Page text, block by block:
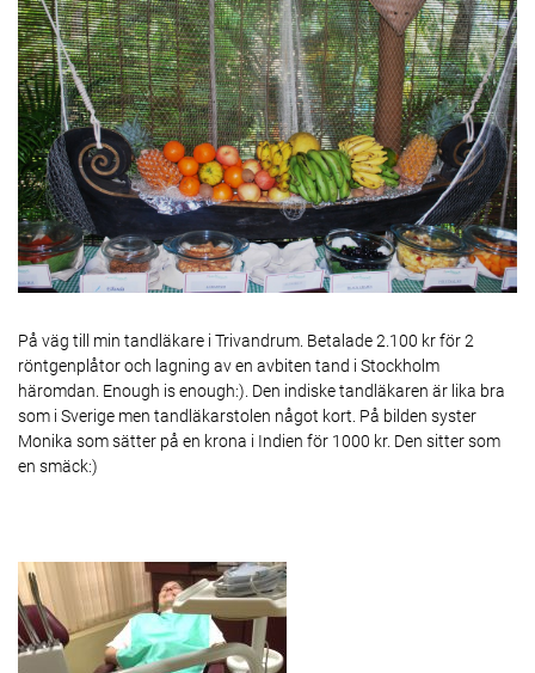
På väg till min tandläkare i Trivandrum. Betalade 2.100 kr för 2
röntgenplåtor och lagning av en avbiten tand i Stockholm
häromdan. Enough is enough:). Den indiske tandläkaren är lika bra
som i Sverige men tandläkarstolen något kort. På bilden syster
Monika som sätter på en krona i Indien för 1000 kr. Den sitter som
en smäck:)